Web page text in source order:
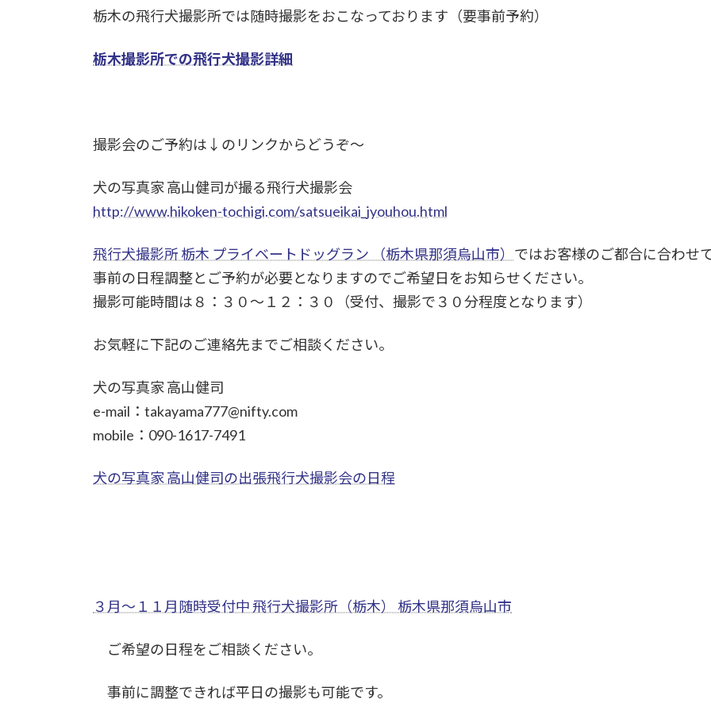
栃木の飛行犬撮影所では随時撮影をおこなっております（要事前予約）
栃木撮影所での飛行犬撮影詳細
撮影会のご予約は↓のリンクからどうぞ～
犬の写真家 高山健司が撮る飛行犬撮影会
http://www.hikoken-tochigi.com/satsueikai_jyouhou.html
飛行犬撮影所 栃木 プライベートドッグラン （栃木県那須烏山市） ではお客様のご都合に合わせ
事前の日程調整とご予約が必要となりますのでご希望日をお知らせください。
撮影可能時間は８：３０～１２：３０（受付、撮影で３０分程度となります）
お気軽に下記のご連絡先までご相談ください。
犬の写真家 高山健司
e-mail：takayama777@nifty.com
mobile：090-1617-7491
犬の写真家 高山健司の出張飛行犬撮影会の日程
３月～１１月随時受付中 飛行犬撮影所（栃木） 栃木県那須烏山市
ご希望の日程をご相談ください。
事前に調整できれば平日の撮影も可能です。